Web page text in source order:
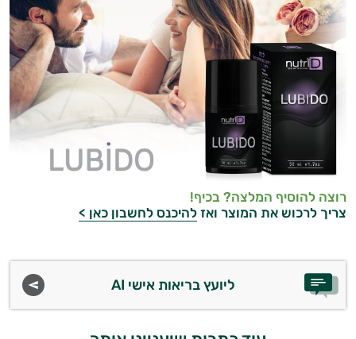
רוצה להוסיף המלצה? בכיף!
צריך לרכוש את המוצר ואז להיכנס לחשבון כאן >
ליועץ בריאות אישי AI